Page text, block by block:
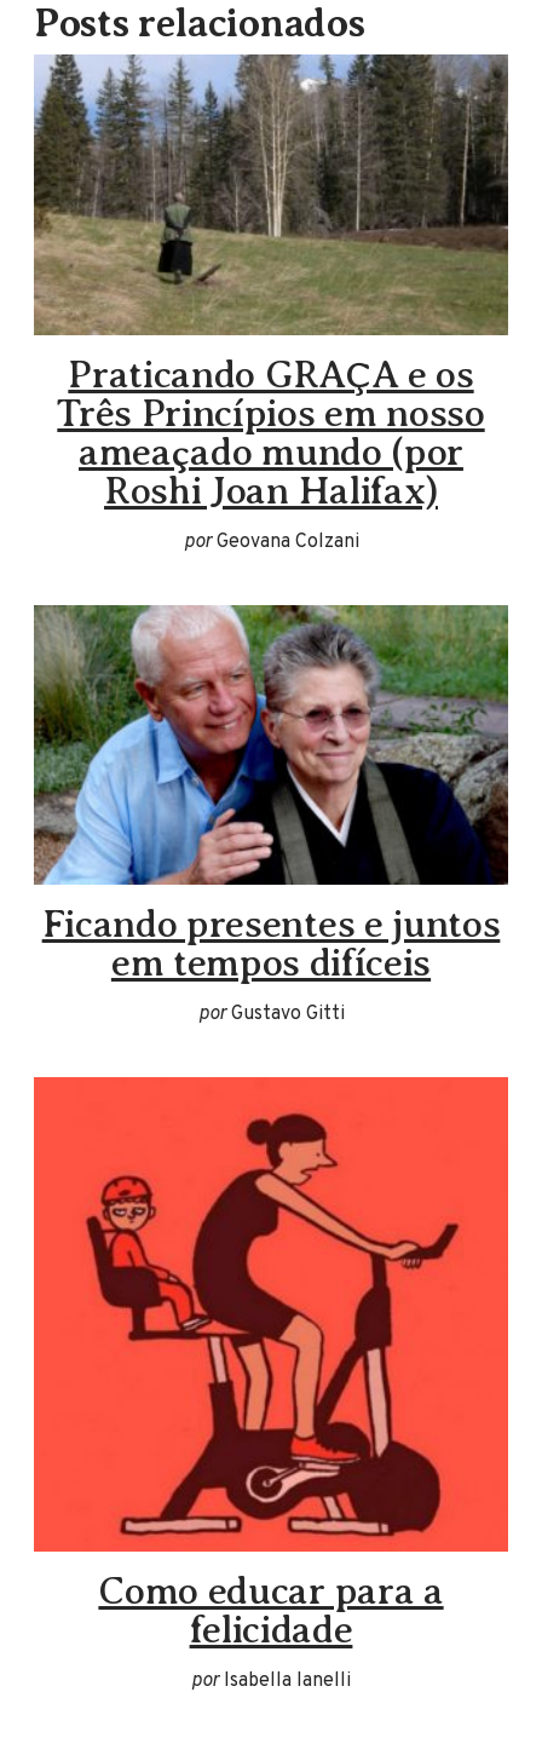
Posts relacionados
Praticando GRAÇA e os
Três Princípios em nosso
ameaçado mundo (por
Roshi Joan Halifax)
porGeovana Colzani
Ficando presentes e juntos
em tempos difíceis
porGustavo Gitti
Como educar para a
felicidade
porIsabella Ianelli